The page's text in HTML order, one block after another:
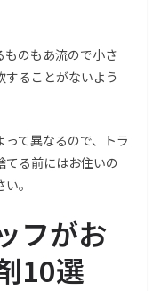
ものもあ流ので小さ
ることがないよう
て異なるので、トラ
る前にはお住いの
。
フがお
10選